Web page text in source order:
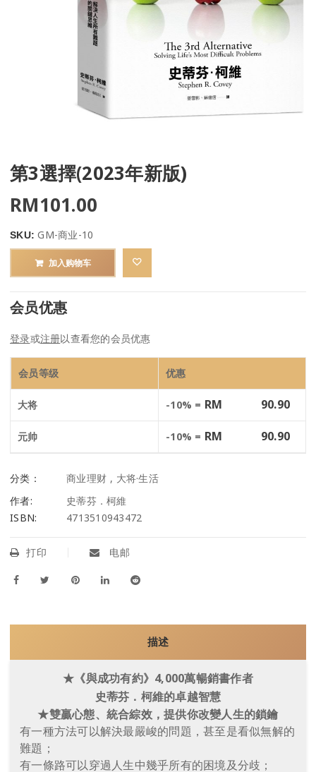
第3選擇(2023年新版)
RM101.00
SKU:GM-商业-10
加入购物车
会员优惠
登录或注册以查看您的会员优惠
会员等级 优惠
大将 -10% = RM 90.90
元帅 -10% = RM 90.90
分类： 商业理财 , 大将·生活
作者:
史蒂芬．柯維
ISBN:
4713510943472
打印 电邮
描述
★ 《與成功有約》 4,000萬暢銷書作者
史蒂芬．柯維的卓越智慧
★雙贏心態、統合綜效，提供你改變人生的鎖鑰
有一種方法可以解決最嚴峻的問題，甚至是看似無解的
難題；
有一條路可以穿過人生中幾乎所有的困境及分歧；